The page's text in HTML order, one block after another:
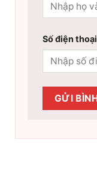
Số điện thoại